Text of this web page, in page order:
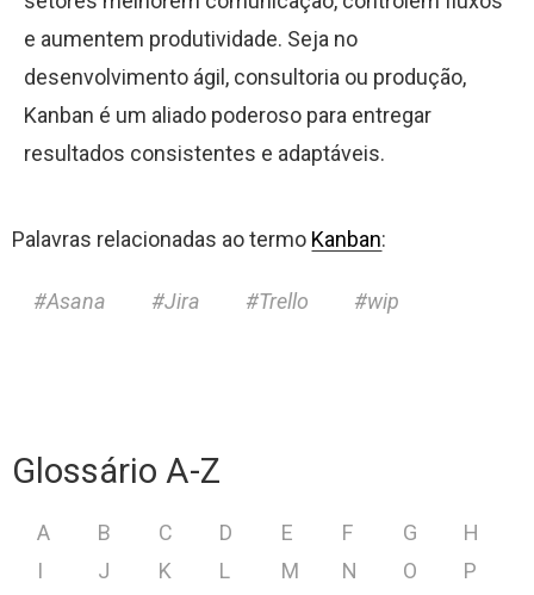
e aumentem produtividade. Seja no
desenvolvimento ágil, consultoria ou produção,
Kanban é um aliado poderoso para entregar
resultados consistentes e adaptáveis.
Palavras relacionadas ao termo Kanban:
Asana Jira Trello wip
Glossário A-Z
A B C D E F G
H
I
J K L M N O
P